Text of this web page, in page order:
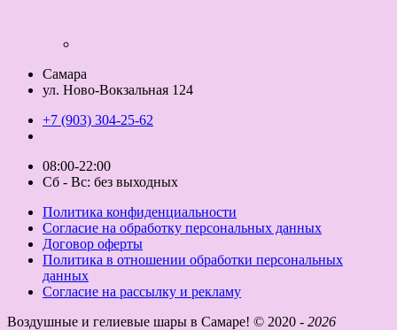
Самара
ул. Ново-Вокзальная 124
+7 (903) 304-25-62
08:00-22:00
Сб - Вс: без выходных
Политика конфиденциальности
Согласие на обработку персональных данных
Договор оферты
Политика в отношении обработки персональных
данных
Согласие на рассылку и рекламу
Воздушные и гелиевые шары в Самаре! © 2020 - 2026